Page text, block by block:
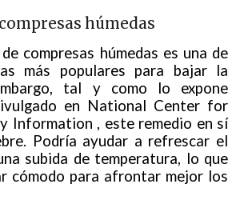
húmedas
compresas húmedas es una de
más populares para bajar la
tal y como lo expone
en National Center for
Information , este remedio en sí
Podría ayudar a refrescar el
subida de temperatura, lo que
cómodo para afrontar mejor los